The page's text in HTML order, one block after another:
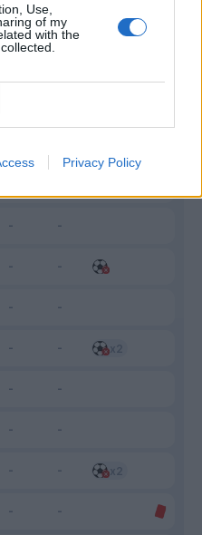
Use,
of my
with the
Privacy Policy
Uscito Bonus/Malus